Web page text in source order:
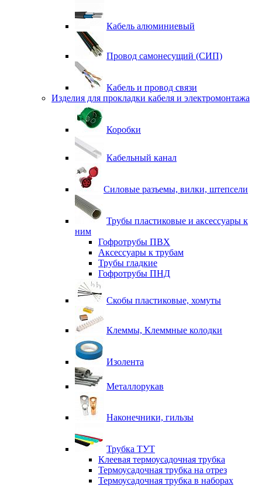
Кабель алюминиевый
Провод самонесущий (СИП)
Кабель и провод связи
Изделия для прокладки кабеля и электромонтажа
Коробки
Кабельный канал
Силовые разъемы, вилки, штепсели
Трубы пластиковые и аксессуары к
ним
Гофротрубы ПВХ
Аксессуары к трубам
Трубы гладкие
Гофротрубы ПНД
Скобы пластиковые, хомуты
Клеммы, Клеммные колодки
Изолента
Металлорукав
Наконечники, гильзы
Трубка ТУТ
Клеевая термоусадочная трубка
Термоусадочная трубка на отрез
Термоусадочная трубка в наборах